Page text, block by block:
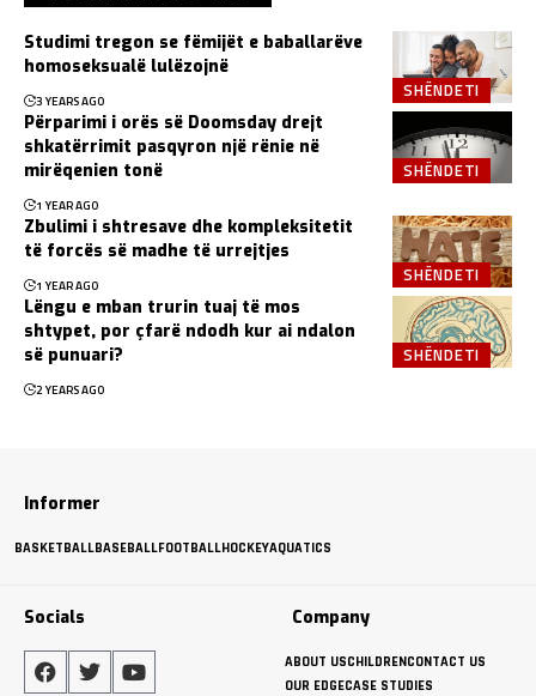
SHËNDETI
Studimi tregon se fëmijët e baballarëve
homoseksualë lulëzojnë
3 YEARS AGO
SHËNDETI
Përparimi i orës së Doomsday drejt
shkatërrimit pasqyron një rënie në
mirëqenien tonë
1 YEAR AGO
SHËNDETI
Zbulimi i shtresave dhe kompleksitetit
të forcës së madhe të urrejtjes
1 YEAR AGO
SHËNDETI
Lëngu e mban trurin tuaj të mos
shtypet, por çfarë ndodh kur ai ndalon
së punuari?
2 YEARS AGO
Informer
BASKETBALLBASEBALLFOOTBALLHOCKEYAQUATICS
Socials Company
ABOUT USCHILDRENCONTACT US
OUR EDGECASE STUDIES